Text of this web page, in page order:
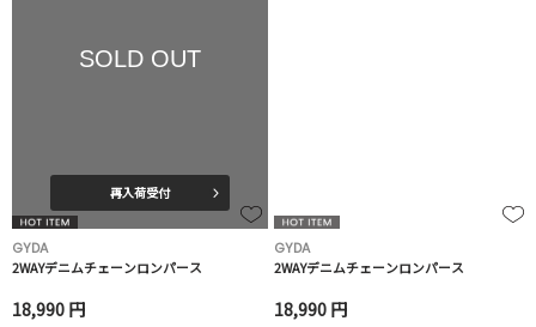
SOLD OUT
再入荷受付
GYDA
2WAYデニムチェーンロンパース
18,990 円
GYDA
2WAYデニムチェーンロンパース
18,990 円